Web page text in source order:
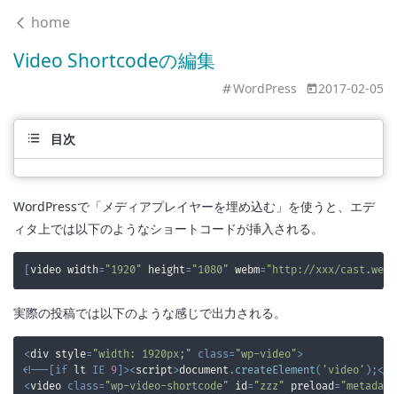
home
Video Shortcodeの編集
WordPress 2017-02-05
目次
WordPressで「メディアプレイヤーを埋め込む」を使うと、エデ
ィタ上では以下のようなショートコードが挿入される。
video width= "1920" height= "1080" webm= "http://xxx/
実際の投稿では以下のような感じで出力される。
<div style= "width: 1920px;" class= "wp-video">
<!-- if lt IE 9 ><script>document. createElement( 'video' ) ;<
<video class= "wp-video-shortcode" id= "zzz" preload=